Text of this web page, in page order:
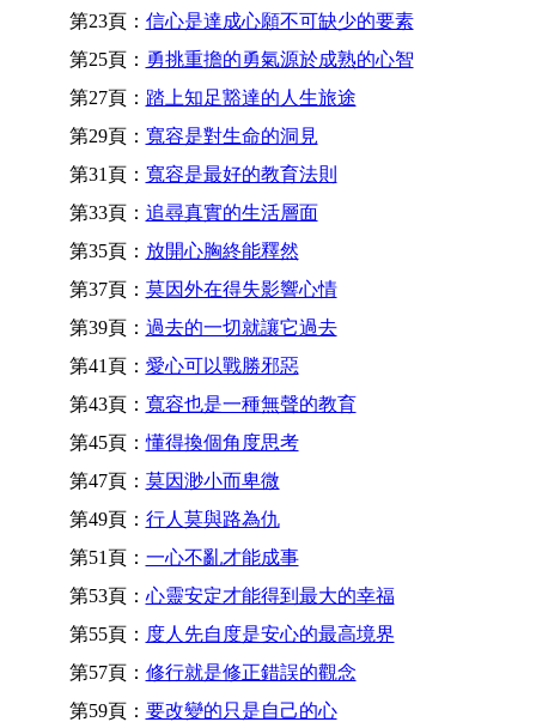
第23頁： 信心是達成心願不可缺少的要素
第25頁： 勇挑重擔的勇氣源於成熟的心智
第27頁： 踏上知足豁達的人生旅途
第29頁： 寬容是對生命的洞見
第31頁： 寬容是最好的教育法則
第33頁： 追尋真實的生活層面
第35頁： 放開心胸終能釋然
第37頁： 莫因外在得失影響心情
第39頁： 過去的一切就讓它過去
第41頁： 愛心可以戰勝邪惡
第43頁： 寬容也是一種無聲的教育
第45頁：懂得換個角度思考
第47頁： 莫因渺小而卑微
第49頁： 行人莫與路為仇
第51頁： 一心不亂才能成事
第53頁： 心靈安定才能得到最大的幸福
第55頁： 度人先自度是安心的最高境界
第57頁： 修行就是修正錯誤的觀念
第59頁： 要改變的只是自己的心